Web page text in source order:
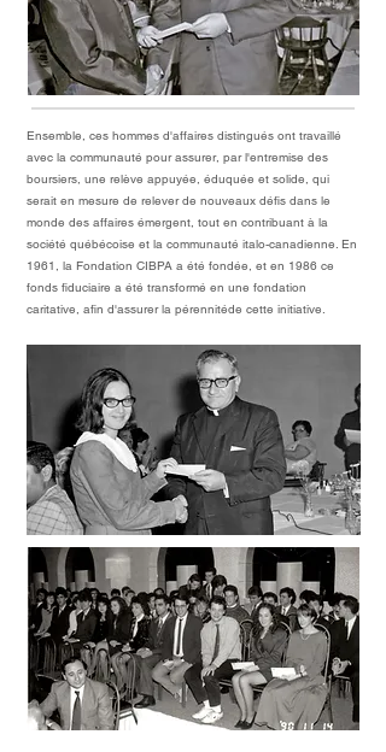
Ensemble, ces hommes d'affaires distingués ont travaillé
avec la communauté pour assurer, par l'entremise des
boursiers, une relève appuyée, éduquée et solide, qui
serait en mesure de relever de nouveaux défis dans le
monde des affaires émergent, tout en contribuant à la
société québécoise et la communauté italo-canadienne. En
1961, la Fondation CIBPA a été fondée, et en 1986 ce
fonds fiduciaire a été transformé en une fondation
caritative, afin d'assurer la pérennitéde cette initiative.